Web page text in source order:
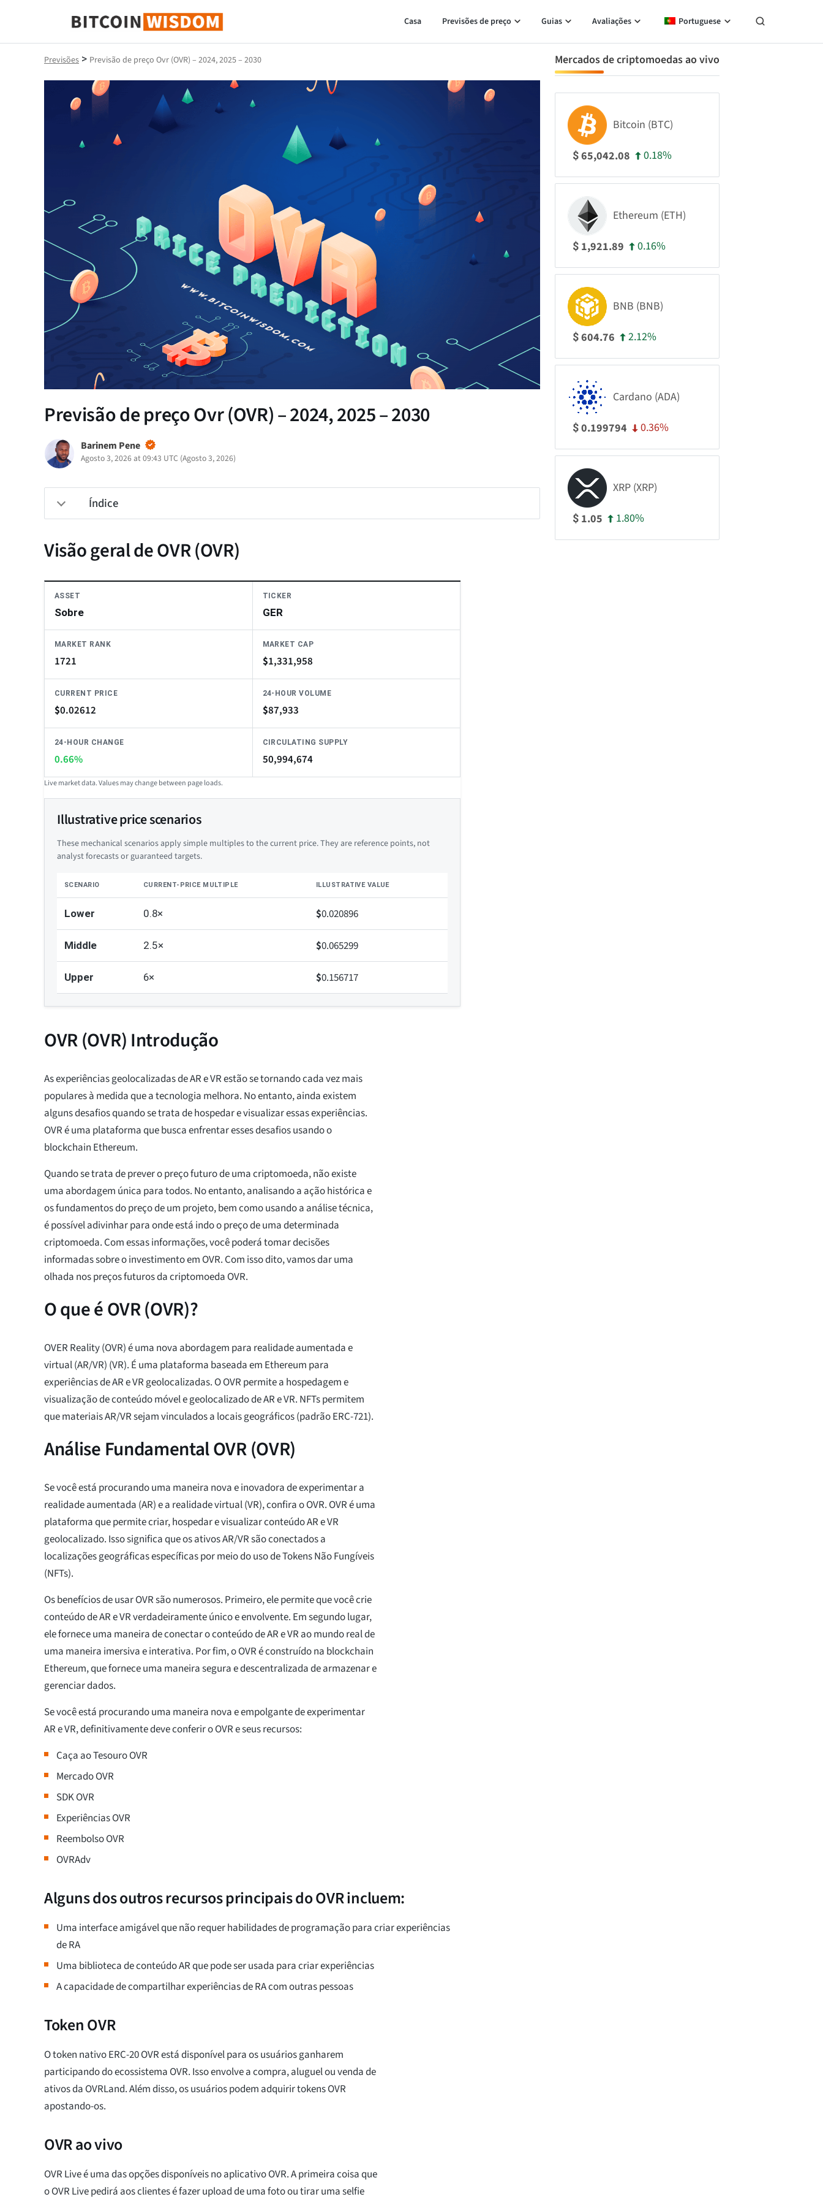
Sabedoria do Bitcoin
Casa Previsões de preço Guias Avaliações Portuguese
Previsões > Previsão de preço Ovr (OVR) – 2024, 2025 – 2030
Previsão de preço Ovr (OVR) – 2024, 2025 – 2030
Barinem Pene
Agosto 3, 2026 at 09:43 UTC (Agosto 3, 2026)
Índice
Visão geral de OVR (OVR)
ASSET
Sobre
TICKER
GER
MARKET RANK
1721
MARKET CAP
$1,331,958
CURRENT PRICE
$0.02612
24-HOUR VOLUME
$87,933
24-HOUR CHANGE
0.66%
CIRCULATING SUPPLY
50,994,674
Live market data. Values may change between page loads.
Illustrative price scenarios
These mechanical scenarios apply simple multiples to the current price. They are reference points, not
analyst forecasts or guaranteed targets.
SCENARIO CURRENT-PRICE MULTIPLE ILLUSTRATIVE VALUE
Lower 0.8× $0.020896
Middle 2.5× $0.065299
Upper 6× $0.156717
OVR (OVR) Introdução
As experiências geolocalizadas de AR e VR estão se tornando cada vez mais
populares à medida que a tecnologia melhora. No entanto, ainda existem
alguns desafios quando se trata de hospedar e visualizar essas experiências.
OVR é uma plataforma que busca enfrentar esses desafios usando o
blockchain Ethereum.
Quando se trata de prever o preço futuro de uma criptomoeda, não existe
uma abordagem única para todos. No entanto, analisando a ação histórica e
os fundamentos do preço de um projeto, bem como usando a análise técnica,
é possível adivinhar para onde está indo o preço de uma determinada
criptomoeda. Com essas informações, você poderá tomar decisões
informadas sobre o investimento em OVR. Com isso dito, vamos dar uma
olhada nos preços futuros da criptomoeda OVR.
O que é OVR (OVR)?
OVER Reality (OVR) é uma nova abordagem para realidade aumentada e
virtual (AR/VR) (VR). É uma plataforma baseada em Ethereum para
experiências de AR e VR geolocalizadas. O OVR permite a hospedagem e
visualização de conteúdo móvel e geolocalizado de AR e VR. NFTs permitem
que materiais AR/VR sejam vinculados a locais geográficos (padrão ERC-721).
Análise Fundamental OVR (OVR)
Se você está procurando uma maneira nova e inovadora de experimentar a
realidade aumentada (AR) e a realidade virtual (VR), confira o OVR. OVR é uma
plataforma que permite criar, hospedar e visualizar conteúdo AR e VR
geolocalizado. Isso significa que os ativos AR/VR são conectados a
localizações geográficas específicas por meio do uso de Tokens Não Fungíveis
(NFTs).
Os benefícios de usar OVR são numerosos. Primeiro, ele permite que você crie
conteúdo de AR e VR verdadeiramente único e envolvente. Em segundo lugar,
ele fornece uma maneira de conectar o conteúdo de AR e VR ao mundo real de
uma maneira imersiva e interativa. Por fim, o OVR é construído na blockchain
Ethereum, que fornece uma maneira segura e descentralizada de armazenar e
gerenciar dados.
Se você está procurando uma maneira nova e empolgante de experimentar
AR e VR, definitivamente deve conferir o OVR e seus recursos:
Caça ao Tesouro OVR
Mercado OVR
SDK OVR
Experiências OVR
Reembolso OVR
OVRAdv
Alguns dos outros recursos principais do OVR incluem:
Uma interface amigável que não requer habilidades de programação para criar experiências
de RA
Uma biblioteca de conteúdo AR que pode ser usada para criar experiências
A capacidade de compartilhar experiências de RA com outras pessoas
Token OVR
O token nativo ERC-20 OVR está disponível para os usuários ganharem
participando do ecossistema OVR. Isso envolve a compra, aluguel ou venda de
ativos da OVRLand. Além disso, os usuários podem adquirir tokens OVR
apostando-os.
OVR ao vivo
OVR Live é uma das opções disponíveis no aplicativo OVR. A primeira coisa que
o OVR Live pedirá aos clientes é fazer upload de uma foto ou tirar uma selfie
Mercados de criptomoedas ao vivo
Bitcoin (BTC)
$65,042.08 0.18%
Ethereum (ETH)
$ 1,921.89 0.16%
BNB (BNB)
$604.76 2.12%
Cardano (ADA)
$0.199794 0.36%
XRP (XRP)
$ 1.05 1.80%